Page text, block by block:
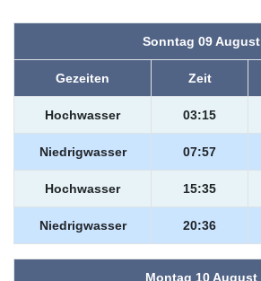
Sonntag 09 August
Gezeiten Zeit
Hochwasser 03:15
Niedrigwasser 07:57
Hochwasser 15:35
Niedrigwasser 20:36
Montag 10 August